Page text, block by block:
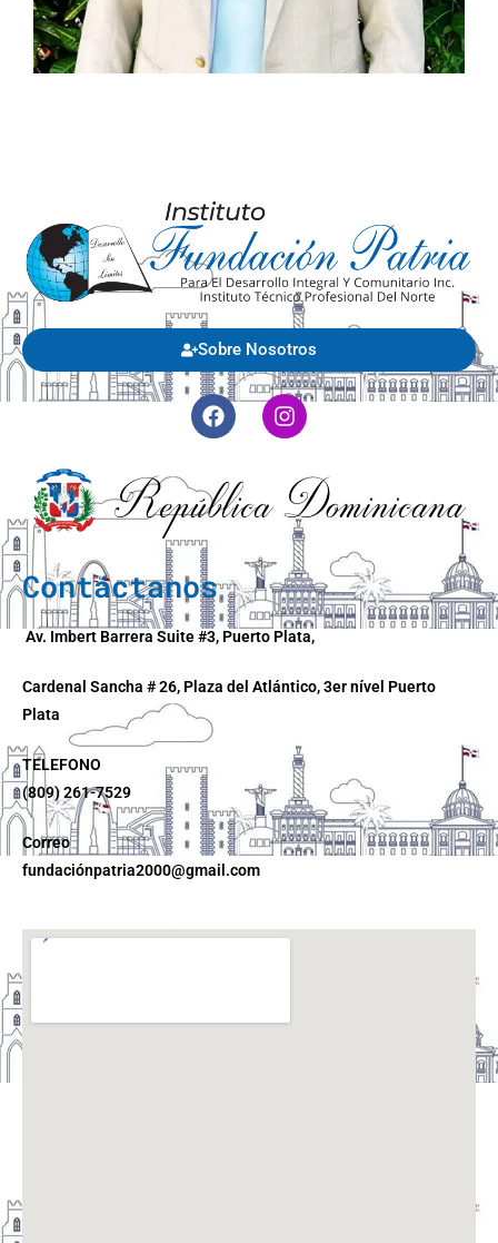
Sobre Nosotros
Contáctanos
Av. Imbert Barrera Suite #3, Puerto Plata,
Cardenal Sancha # 26, Plaza del Atlántico, 3er nível Puerto
Plata
TELEFONO
(809) 261-7529
Correo
fundaciónpatria2000@gmail.com